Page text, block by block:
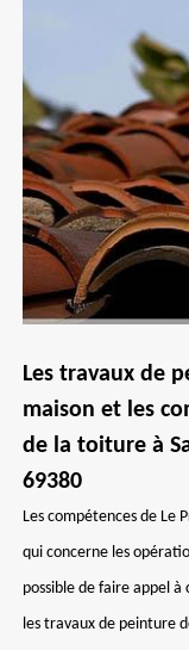
Les travaux de
maison et les
de la toiture à
69380
Les compétences de Le
qui concerne les
possible de faire appel
les travaux de peinture